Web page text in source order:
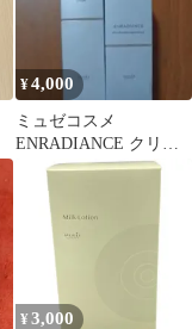
¥4,000
ミュゼコスメ
ENRADIANCE クリー
ム30g、美容液28ml
¥ 3,000